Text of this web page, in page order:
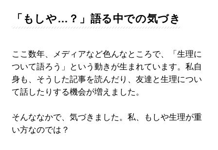
「もしや…？」語る中での気づき
ここ数年、メディアなど色んなところで、「生理に
ついて語ろう」という動きが生まれています。私自
身も、そうした記事を読んだり、友達と生理につい
て話したりする機会が増えました。
そんななかで、気づきました。私、もしや生理が重
い方なのでは？